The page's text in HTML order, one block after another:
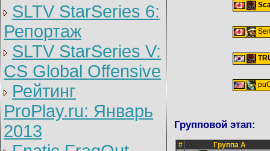
SLTV StarSeries 6:
Репортаж
SLTV StarSeries V:
CS Global Offensive
Рейтинг
ProPlay.ru: Январь
2013
Групповой этап:
#
Группа A